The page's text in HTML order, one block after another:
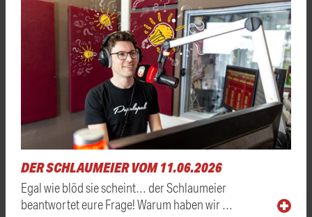
DER SCHLAUMEIER VOM 11.06.2026
Egal wie blöd sie scheint… der Schlaumeier
beantwortet eure Frage! Warum haben wir …